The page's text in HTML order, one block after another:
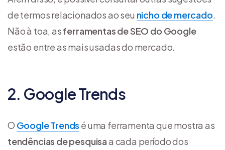
de termos relacionados ao seu nicho de mercado
Não à toa, asferramentas de SEO do Google
estão entre as mais usadas do mercado.
2. Google Trends
O Google Trends é uma ferramenta que mostra as
tendências de pesquisaa cada período dos